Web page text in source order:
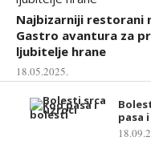
Najbizarniji restorani
Gastro avantura za
ljubitelje hrane
18.05.2025.
pasa